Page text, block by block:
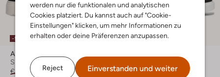
werden nur die funktionalen und analytischen
Cookies platziert. Du kannst auch auf "Cookie-
Einstellungen" klicken, um mehr Informationen zu
erhalten oder deine Präferenzen anzupassen.
Reject Einverstanden und weiter
-50%
Antony Morato
Sneaker Low
€ 159,99
€ 79,99
-50%
€ 149,99 € 74,99